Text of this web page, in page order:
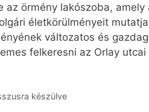
az örmény lakószoba,
életkörülményeit
változatos és
felkeresni az Orlay
készülve